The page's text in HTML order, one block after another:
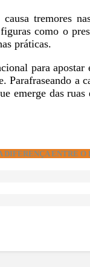
tremores
como o
práticas.
para
Parafraseando a
emerge das
DIFERENÇA ENTRE